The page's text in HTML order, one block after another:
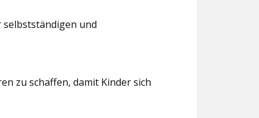
und
zu schaffen, damit Kinder sich